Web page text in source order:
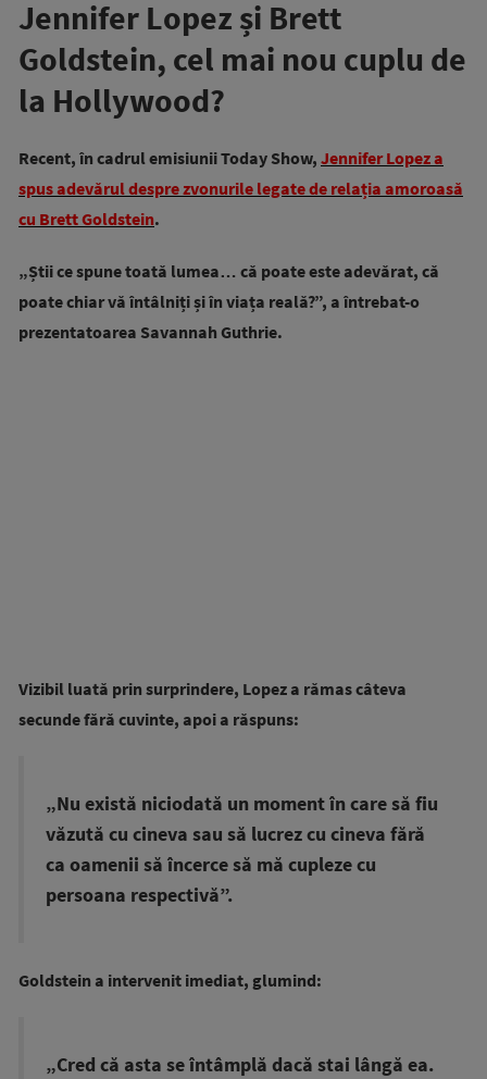
Jennifer Lopez și Brett
Goldstein, cel mai nou cuplu de
la Hollywood?
Recent, în cadrul emisiunii Today Show, Jennifer Lopez a
spus adevărul despre zvonurile legate de relația amoroasă
cu Brett Goldstein.
„Știi ce spune toată lumea… că poate este adevărat, că
poate chiar vă întâlniți și în viața reală?”, a întrebat-o
prezentatoarea Savannah Guthrie.
Vizibil luată prin surprindere, Lopez a rămas câteva
secunde fără cuvinte, apoi a răspuns:
„Nu există niciodată un moment în care să fiu
văzută cu cineva sau să lucrez cu cineva fără
ca oamenii să încerce să mă cupleze cu
persoana respectivă”.
Goldstein a intervenit imediat, glumind:
„Cred că asta se întâmplă dacă stai lângă ea.